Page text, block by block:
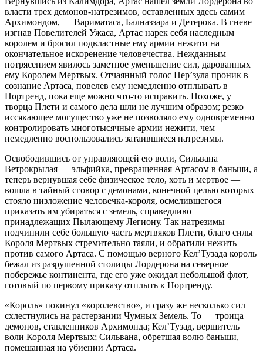
власти трех демонов-натрезимов, оставленных здесь самим
Архимондом, — Вариматаса, Балназзара и Детерока. В гневе
изгнав Повелителей Ужаса, Артас нарек себя наследным
королем и бросил подвластные ему армии нежити на
окончательное искоренение человечества. Нежданным
потрясением явилось заметное уменьшение сил, дарованных
ему Королем Мертвых. Отчаянный голос Нер’зула проник в
сознание Артаса, повелев ему немедленно отплывать в
Нортренд, пока еще можно что-то исправить. Похоже, у
творца Плети и самого дела шли не лучшим образом; резко
иссякающее могущество уже не позволяло ему одновременно
контролировать многотысячные армии нежити, чем
немедленно воспользовались затаившиеся натрезимы.
Освободившись от управляющей ею воли, Сильвана
Ветрокрылая — эльфийка, превращенная Артасом в баньши, а
теперь вернувшая себе физическое тело, хоть и мертвое —
вошла в тайный сговор с демонами, конечной целью которых
стояло низложение человечка-короля, осмелившегося
приказать им убираться с земель, справедливо
принадлежащих Пылающему Легиону. Так натрезимы
подчинили себе большую часть мертвяков Плети, благо силы
Короля Мертвых стремительно таяли, и обратили нежить
против самого Артаса. С помощью верного Кел’Тузада король
бежал из разрушенной столицы Лордерона на северное
побережье континента, где его уже ожидал небольшой флот,
готовый по первому приказу отплыть к Нортренду.
«Король» покинул «королевство», и сразу же несколько сил
схлестнулись на растерзании Чумных Земель. То — троица
демонов, ставленников Архимонда; Кел’Тузад, вершитель
воли Короля Мертвых; Сильвана, обретшая волю баньши,
помешанная на убиении Артаса.